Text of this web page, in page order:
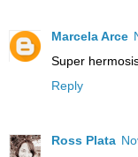
Marcela Arce
Super
Reply
Ross Plata